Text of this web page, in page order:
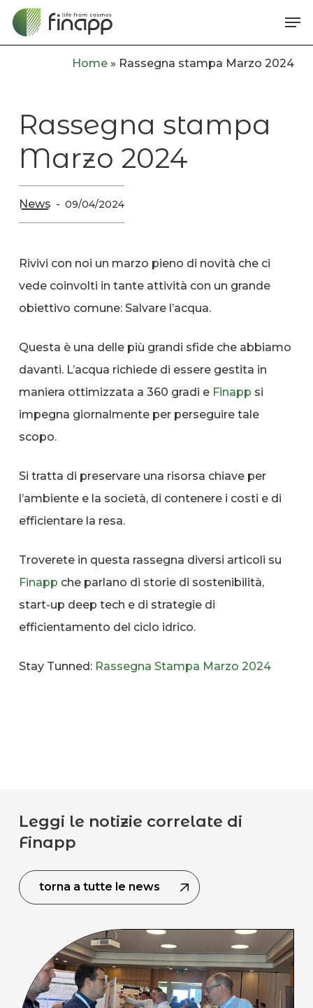
Skip
Home » Rassegna stampa Marzo 2024
Rassegna stampa
Marzo 2024
News 09/04/2024
Rivivi con noi un marzo pieno di novità che ci
vede coinvolti in tante attività con un grande
obiettivo comune: Salvare l’acqua.
Questa è una delle più grandi sfide che abbiamo
davanti. L’acqua richiede di essere gestita in
maniera ottimizzata a 360 gradi e Finapp si
impegna giornalmente per perseguire tale
scopo.
Si tratta di preservare una risorsa chiave per
l’ambiente e la società, di contenere i costi e di
efficientare la resa.
Troverete in questa rassegna diversi articoli su
Finapp che parlano di storie di sostenibilità,
start-up deep tech e di strategie di
efficientamento del ciclo idrico.
Stay Tunned: Rassegna Stampa Marzo 2024
Leggi le notizie correlate di
Finapp
torna a tutte le news